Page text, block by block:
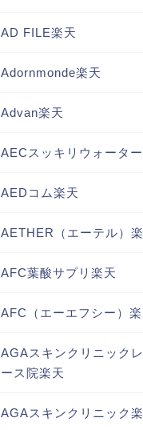
AD FILE楽天
Adornmonde楽天
Advan楽天
AECスッキリウォータ
AEDコム楽天
AETHER（エーテル）
AFC葉酸サプリ楽天
AFC（エーエフシー）楽
AGAスキンクリニック
ース院楽天
AGAスキンクリニック